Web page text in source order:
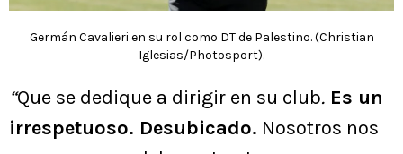
Germán Cavalieri en su rol como DT de Palestino. (Christian
Iglesias/Photosport).
“Que se dedique a dirigir en su club. Es un
irrespetuoso. Desubicado. Nosotros nos